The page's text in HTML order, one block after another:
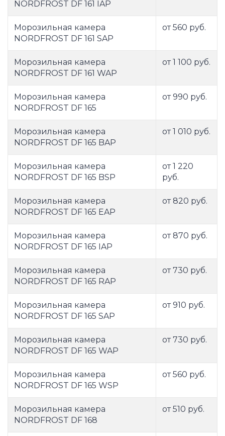
NORDFROST DF 161 IAP
Морозильная камера
NORDFROST DF 161 SAP
от 560 руб.
Морозильная камера
NORDFROST DF 161 WAP
от 1 100 руб.
Морозильная камера
NORDFROST DF 165
от 990 руб.
Морозильная камера
NORDFROST DF 165 BAP
от 1 010 руб.
Морозильная камера
NORDFROST DF 165 BSP
от 1 220
руб.
Морозильная камера
NORDFROST DF 165 EAP
от 820 руб.
Морозильная камера
NORDFROST DF 165 IAP
от 870 руб.
Морозильная камера
NORDFROST DF 165 RAP
от 730 руб.
Морозильная камера
NORDFROST DF 165 SAP
от 910 руб.
Морозильная камера
NORDFROST DF 165 WAP
от 730 руб.
Морозильная камера
NORDFROST DF 165 WSP
от 560 руб.
Морозильная камера
NORDFROST DF 168
от 510 руб.